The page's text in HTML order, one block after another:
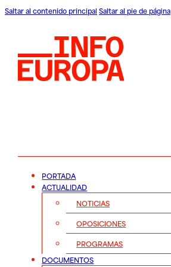
Saltar al contenido principal Saltar al pie de página
PORTADA
ACTUALIDAD
NOTICIAS
OPOSICIONES
PROGRAMAS
DOCUMENTOS